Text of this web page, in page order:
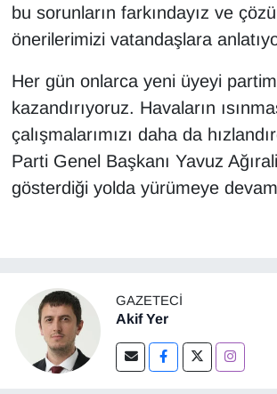
bu sorunların farkındayız ve
önerilerimizi vatandaşlara
Her gün onlarca yeni üyeyi
kazandırıyoruz. Havaların
çalışmalarımızı daha da
Parti Genel Başkanı Yavuz
gösterdiği yolda yürümeye
GAZETECI
Akif Yer